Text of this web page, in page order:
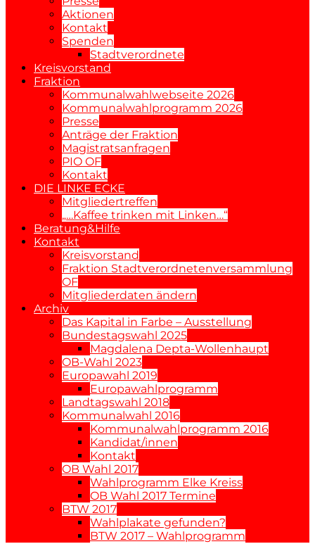
Aktionen
Kontakt
Spenden
Stadtverordnete
Kreisvorstand
Fraktion
Kommunalwahlwebseite 2026
Kommunalwahlprogramm 2026
Presse
Anträge der Fraktion
Magistratsanfragen
PIO OF
Kontakt
DIE LINKE ECKE
Mitgliedertreffen
„…Kaffee trinken mit Linken…“
Beratung&Hilfe
Kontakt
Kreisvorstand
Fraktion Stadtverordnetenversammlung
OF
Mitgliederdaten ändern
Archiv
Das Kapital in Farbe – Ausstellung
Bundestagswahl 2025
Magdalena Depta-Wollenhaupt
OB-Wahl 2023
Europawahl 2019
Europawahlprogramm
Landtagswahl 2018
Kommunalwahl 2016
Kommunalwahlprogramm 2016
Kandidat/innen
Kontakt
OB Wahl 2017
Wahlprogramm Elke Kreiss
OB Wahl 2017 Termine
BTW 2017
Wahlplakate gefunden?
BTW 2017 – Wahlprogramm